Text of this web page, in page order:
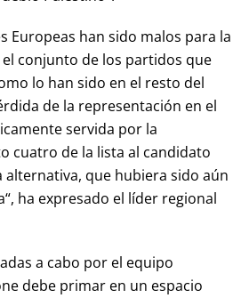
Europeas han sido malos para la
conjunto de los partidos que
lo han sido en el resto del
de la representación en el
servida por la
cuatro de la lista al candidato
que hubiera sido aún
ha expresado el líder regional
a cabo por el equipo
debe primar en un espacio